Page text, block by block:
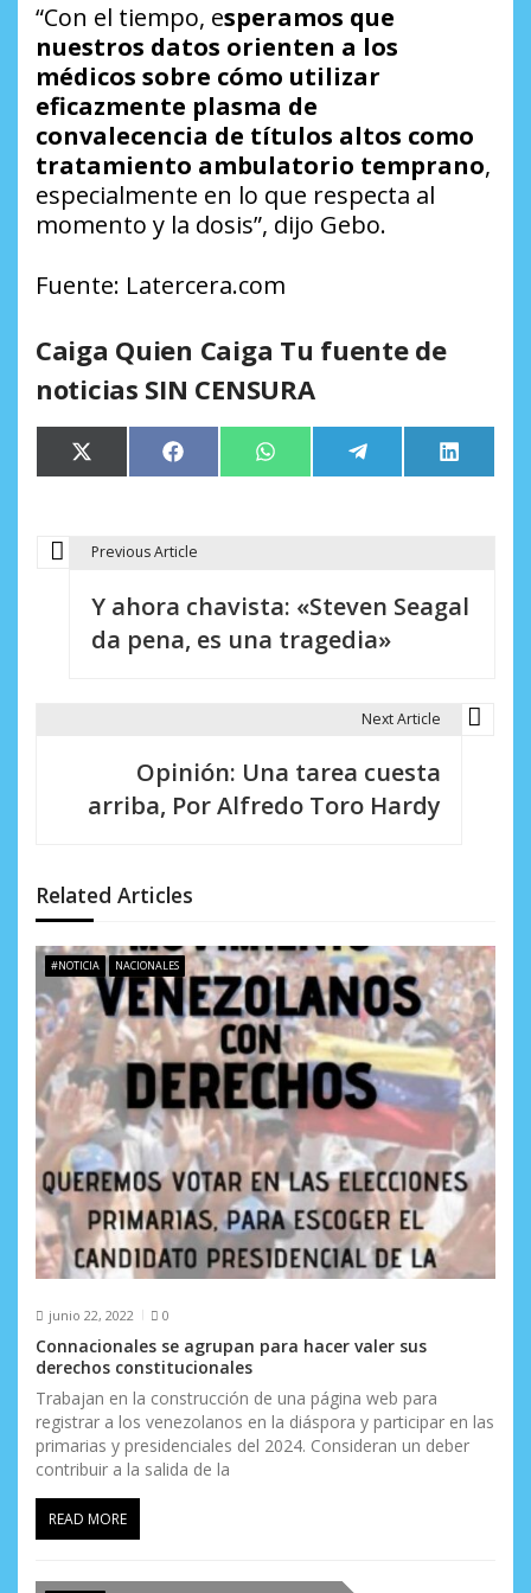
“Con el tiempo, esperamos que
nuestros datos orienten a los
médicos sobre cómo utilizar
eficazmente plasma de
convalecencia de títulos altos como
tratamiento ambulatorio temprano,
especialmente en lo que respecta al
momento y la dosis”, dijo Gebo.
Fuente: Latercera.com
Caiga Quien Caiga Tu fuente de
noticias SIN CENSURA
Compartir
en
X
(Twitter)
Compartir
en
Facebook Compartir
en
WhatsApp Compartir
en
Telegram
en
LinkedIn
N
ó
n
d
e
e
n
t
r
a
a
s
Previous Article
Y ahora chavista: «Steven Seagal
da pena, es una tragedia»
Next Article
Opinión: Una tarea cuesta
arriba, Por Alfredo Toro Hardy
Related Articles
#NOTICIA NACIONALES
junio 22, 2022 0
Connacionales se agrupan para hacer valer sus
derechos constitucionales
Trabajan en la construcción de una página web para
registrar a los venezolanos en la diáspora y participar en las
primarias y presidenciales del 2024. Consideran un deber
contribuir a la salida de la
READ MORE